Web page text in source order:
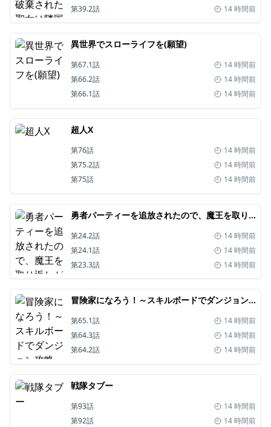
第39.2話
14 時間前
異世界でスローライフを(願望)
第67.1話
14 時間前
第66.2話
14 時間前
第66.1話
14 時間前
超人X
第76話
14 時間前
第75.2話
14 時間前
第75話
14 時間前
勇者パーティーを追放されたので、魔王を取り返しがつかないほど強く育ててみた
第24.2話
14 時間前
第24.1話
14 時間前
第23.3話
14 時間前
冒険家になろう！～スキルボードでダンジョン攻略～
第65.1話
14 時間前
第64.3話
14 時間前
第64.2話
14 時間前
戦隊タブー
第93話
14 時間前
第92話
14 時間前